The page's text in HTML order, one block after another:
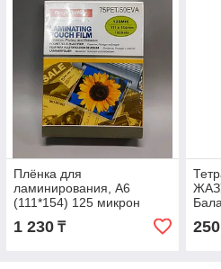
Плёнка для
ламинирования, A6
(111*154) 125 микрон
1 230₸ 250